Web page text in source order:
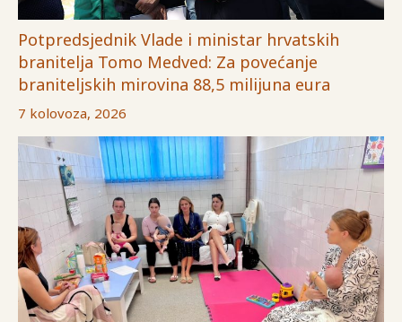
Potpredsjednik Vlade i ministar hrvatskih
branitelja Tomo Medved: Za povećanje
braniteljskih mirovina 88,5 milijuna eura
7 kolovoza, 2026